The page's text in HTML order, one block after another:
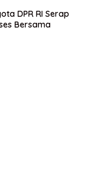
DPR RI Serap
Bersama